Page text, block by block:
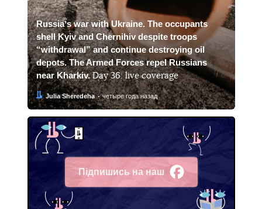
Russiaʼs war with Ukraine. The occupants
shell Kyiv and Chernihiv despite troops
“withdrawal” and continue destroying oil
depots. The Armed Forces repel Russians
near Kharkiv.Day 36: live coverage
Автор:
Julia Sheredeha
Дата: четыре года назад
Підпишись на наш
Facebook